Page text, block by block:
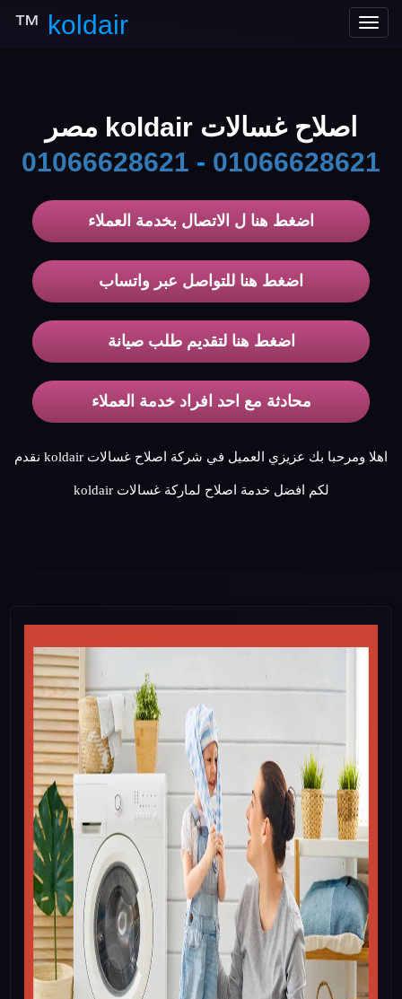
Toggle
koldair
™
اصلاح غسالات koldair مصر
01066628621
-
01066628621
اضغط هنا ل الاتصال بخدمة العملاء
اضغط هنا للتواصل عبر واتساب
اضغط هنا لتقديم طلب صيانة
محادثة مع احد افراد خدمة العملاء
اهلا ومرحبا بك عزيزي العميل في شركة اصلاح غسالات koldair نقدم
لكم افضل خدمة اصلاح لماركة غسالات koldair